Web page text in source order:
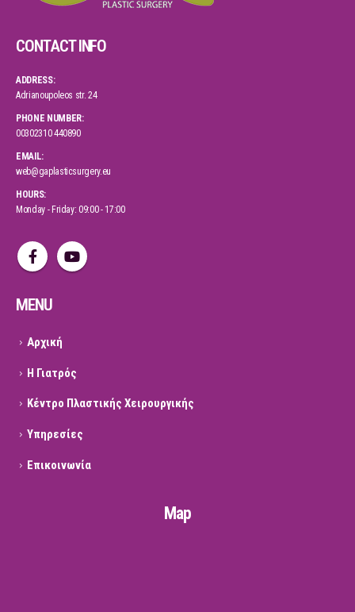
CONTACT INFO
ADDRESS:
Adrianoupoleos str. 24
PHONE NUMBER:
00302310 440890
EMAIL:
web@gaplasticsurgery.eu
HOURS:
Monday - Friday: 09:00 - 17:00
MENU
Αρχική
Η Γιατρός
Κέντρο Πλαστικής Χειρουργικής
Υπηρεσίες
Επικοινωνία
Map